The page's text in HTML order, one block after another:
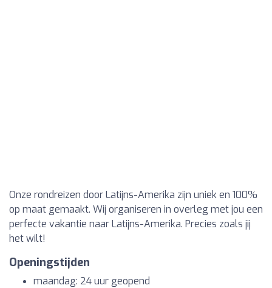
Onze rondreizen door Latijns-Amerika zijn uniek en 100%
op maat gemaakt. Wij organiseren in overleg met jou een
perfecte vakantie naar Latijns-Amerika. Precies zoals jij
het wilt!
Openingstijden
maandag: 24 uur geopend